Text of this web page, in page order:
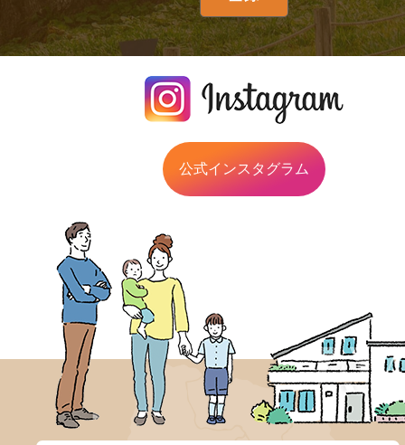
公式インスタグラム